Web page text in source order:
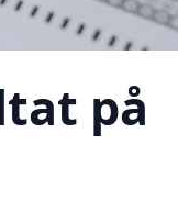
på